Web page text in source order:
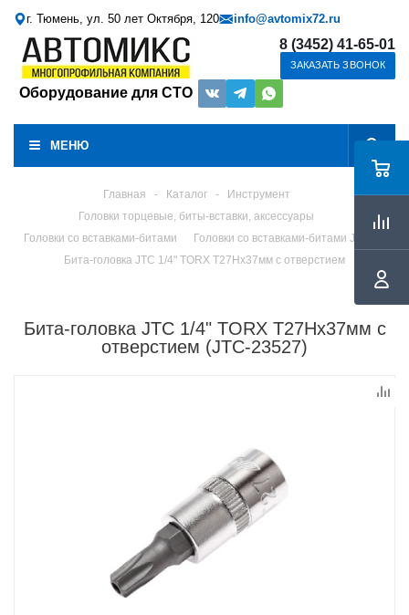
г. Тюмень, ул. 50 лет Октября, 120 info@avtomix72.ru
Оборудование для СТО
8 (3452) 41-65-01
ЗАКАЗАТЬ ЗВОНОК
МЕНЮ
Главная - Каталог -
Инструмент
Головки торцевые, биты-вставки, аксессуары
Головки со вставками-битами
Головки со вставками-битами JTC
Бита-головка JTC 1/4" TORX T27Hх37мм с отверстием
Бита-головка JTC 1/4" TORX T27Hх37мм с
отверстием (JTC-23527)